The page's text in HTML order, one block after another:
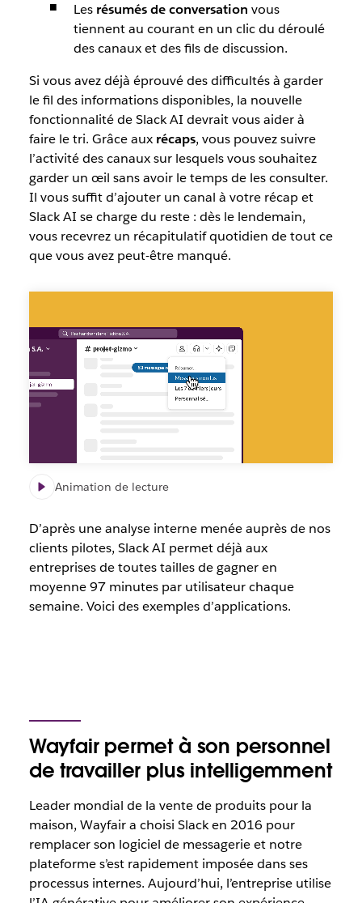
Les résumés de conversation vous
tiennent au courant en un clic du déroulé
des canaux et des fils de discussion.
Si vous avez déjà éprouvé des difficultés à garder
le fil des informations disponibles, la nouvelle
fonctionnalité de Slack AI devrait vous aider à
faire le tri. Grâce aux récaps, vous pouvez suivre
l’activité des canaux sur lesquels vous souhaitez
garder un œil sans avoir le temps de les consulter.
Il vous suffit d’ajouter un canal à votre récap et
Slack AI se charge du reste : dès le lendemain,
vous recevrez un récapitulatif quotidien de tout ce
que vous avez peut-être manqué.
de
Recherche,
et
Animation de lecture
D’après une analyse interne menée auprès de nos
clients pilotes, Slack AI permet déjà aux
entreprises de toutes tailles de gagner en
moyenne 97 minutes par utilisateur chaque
semaine. Voici des exemples d’applications.
Wayfair permet à son personnel
de travailler plus intelligemment
Leader mondial de la vente de produits pour la
maison, Wayfair a choisi Slack en 2016 pour
remplacer son logiciel de messagerie et notre
plateforme s’est rapidement imposée dans ses
processus internes. Aujourd’hui, l’entreprise utilise